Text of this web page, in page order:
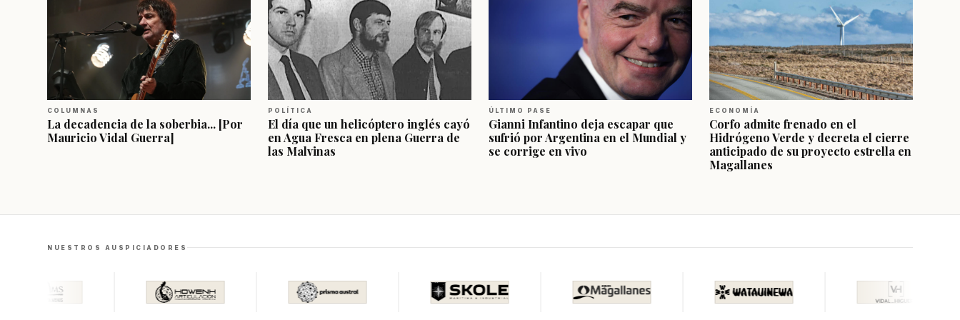
COLUMNAS
La decadencia de la soberbia... [Por
Mauricio Vidal Guerra]
POLÍTICA
El día que un helicóptero inglés cayó
en Agua Fresca en plena Guerra de
las Malvinas
ÚLTIMO PASE
Gianni Infantino deja escapar que
sufrió por Argentina en el Mundial y
se corrige en vivo
ECONOMÍA
Corfo admite frenado en el
Hidrógeno Verde y decreta el cierre
anticipado de su proyecto estrella en
Magallanes
NUESTROS AUSPICIADORES